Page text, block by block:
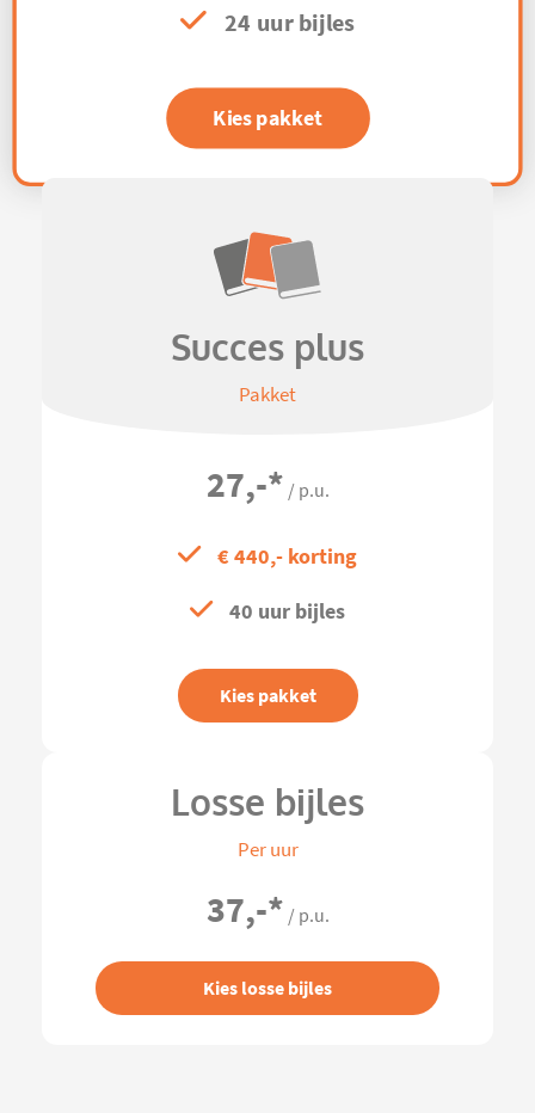
24 uur bijles
Kies pakket
Succes plus
Pakket
27,-* / p.u.
€ 440,- korting
40 uur bijles
Kies pakket
Losse bijles
Per uur
37,-* / p.u.
Kies losse bijles